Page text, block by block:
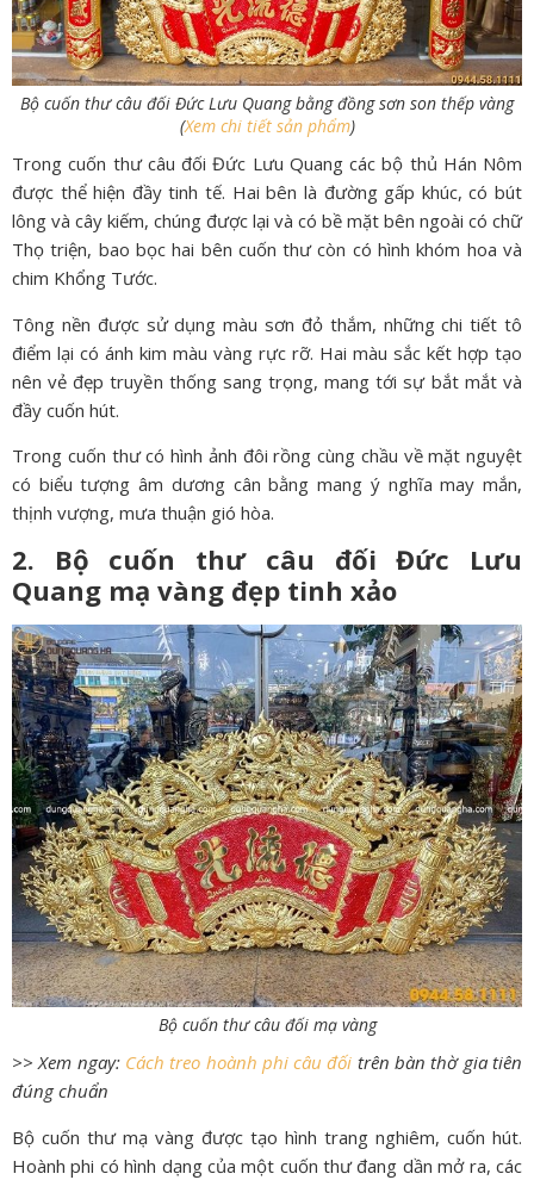
Bộ cuốn thư câu đối Đức Lưu Quang bằng đồng sơn son thếp vàng
(Xem chi tiết sản phẩm)
Trong cuốn thư câu đối Đức Lưu Quang các bộ thủ Hán Nôm
được thể hiện đầy tinh tế. Hai bên là đường gấp khúc, có bút
lông và cây kiếm, chúng được lại và có bề mặt bên ngoài có chữ
Thọ triện, bao bọc hai bên cuốn thư còn có hình khóm hoa và
chim Khổng Tước.
Tông nền được sử dụng màu sơn đỏ thắm, những chi tiết tô
điểm lại có ánh kim màu vàng rực rỡ. Hai màu sắc kết hợp tạo
nên vẻ đẹp truyền thống sang trọng, mang tới sự bắt mắt và
đầy cuốn hút.
Trong cuốn thư có hình ảnh đôi rồng cùng chầu về mặt nguyệt
có biểu tượng âm dương cân bằng mang ý nghĩa may mắn,
thịnh vượng, mưa thuận gió hòa.
2. Bộ cuốn thư câu đối Đức Lưu
Quang mạ vàng đẹp tinh xảo
Bộ cuốn thư câu đối mạ vàng
>> Xem ngay: Cách treo hoành phi câu đối trên bàn thờ gia tiên
đúng chuẩn
Bộ cuốn thư mạ vàng được tạo hình trang nghiêm, cuốn hút.
Hoành phi có hình dạng của một cuốn thư đang dần mở ra, các